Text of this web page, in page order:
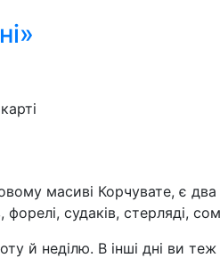
масиві Корчувате, є
судаків, стерляді,
й неділю. В інші дні ви